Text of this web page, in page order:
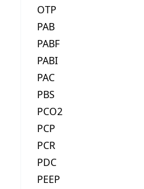
OTP
PAB
PABF
PABI
PAC
PBS
PCO2
PCP
PCR
PDC
PEEP